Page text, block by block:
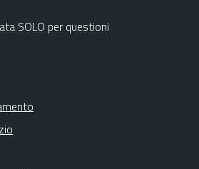
SOLO per questioni